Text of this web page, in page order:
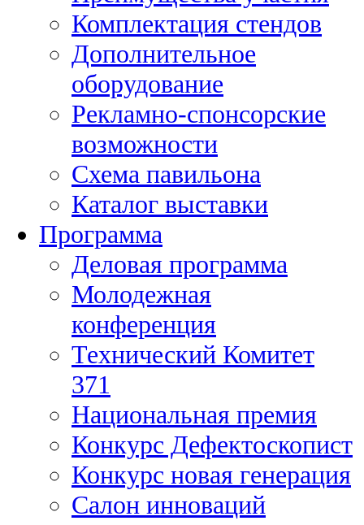
Комплектация стендов
Дополнительное
оборудование
Рекламно-спонсорские
возможности
Схема павильона
Каталог выставки
Программа
Деловая программа
Молодежная
конференция
Технический Комитет
371
Национальная премия
Конкурс Дефектоскопист
Конкурс новая генерация
Салон инноваций